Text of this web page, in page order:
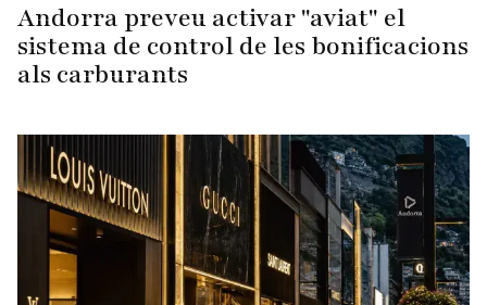
Andorra preveu activar "aviat" el
sistema de control de les bonificacions
als carburants